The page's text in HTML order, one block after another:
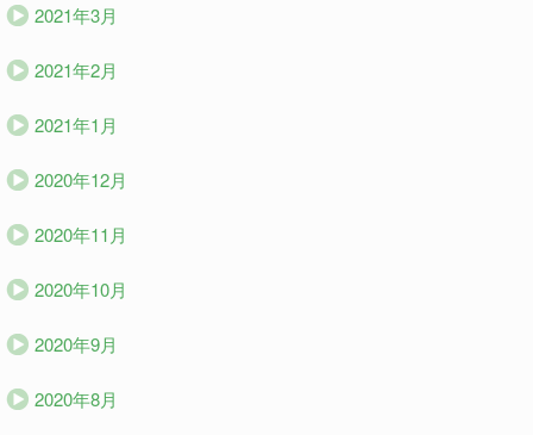
2021年3月
2021年2月
2021年1月
2020年12月
2020年11月
2020年10月
2020年9月
2020年8月